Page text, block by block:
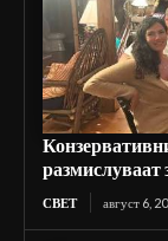
размислуваат
СВЕТ август 6,